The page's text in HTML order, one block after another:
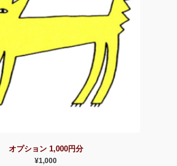
オプション 1,000円分
¥1,000